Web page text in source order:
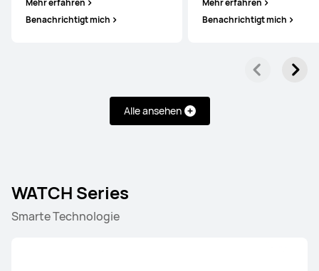
Mehr erfahren
Benachrichtigt mich
Mehr erfahren
Benachrichtigt mich
Alle ansehen
WATCH Series
Smarte Technologie